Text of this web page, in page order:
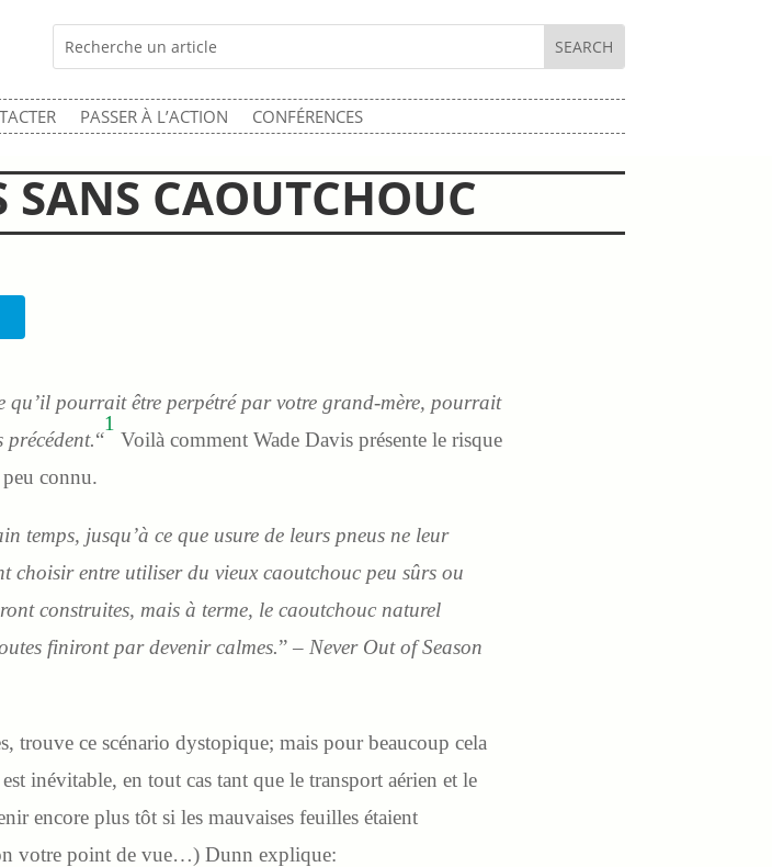
PASSER À L’ACTION CONFÉRENCES
CAOUTCHOUC
pourrait être perpétré par votre grand-mère, pourrait
“
1
Voilà comment Wade Davis présente le risque
connu.
temps, jusqu’à ce que usure de leurs pneus ne leur
choisir entre utiliser du vieux caoutchouc peu sûrs ou
construites, mais à terme, le caoutchouc naturel
finiront par devenir calmes.” – Never Out of Season
trouve ce scénario dystopique; mais pour beaucoup cela
inévitable, en tout cas tant que le transport aérien et le
encore plus tôt si les mauvaises feuilles étaient
votre point de vue…) Dunn explique: